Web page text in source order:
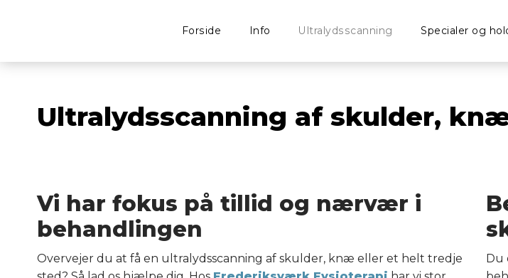
Forside Info Ultralydsscanning Specialer og
Ultralydsscanning af skulder,
Vi har fokus på tillid og nærvær i
behandlingen
Overvejer du at få en ultralydsscanning af skulder, knæ eller et helt tredje
Du